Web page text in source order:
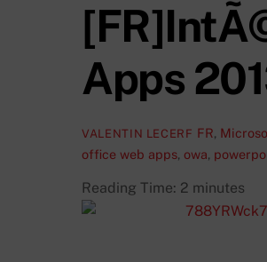
Apps
VALENTIN LECERF FR,
office web apps, owa,
Reading Time: 2 minutes